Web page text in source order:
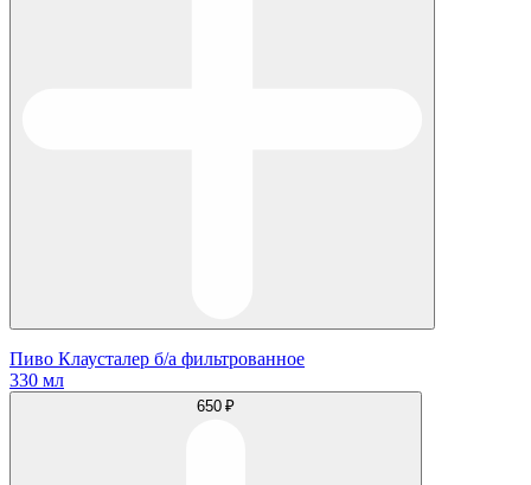
Пиво Клаусталер б/а фильтрованное
330 мл
650 ₽